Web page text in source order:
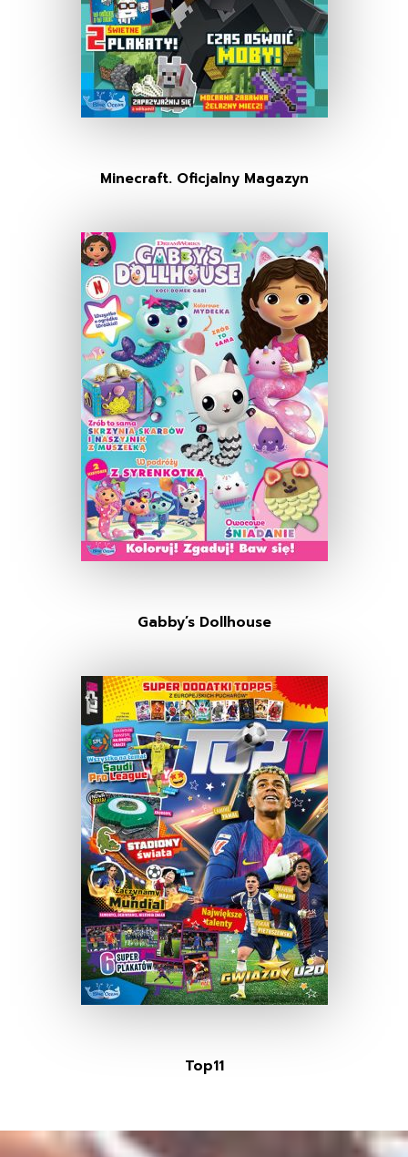
Minecraft. Oficjalny Magazyn
Gabby’s Dollhouse
Top11